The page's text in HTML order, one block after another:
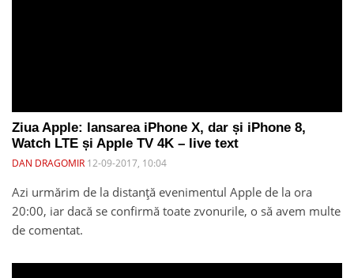
Ziua Apple: lansarea iPhone X, dar și iPhone 8,
Watch LTE și Apple TV 4K – live text
DAN DRAGOMIR 12-09-2017, 10:04
Azi urmărim de la distanță evenimentul Apple de la ora
20:00, iar dacă se confirmă toate zvonurile, o să avem multe
de comentat.